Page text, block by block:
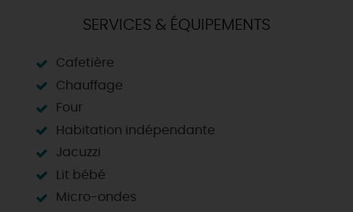
SERVICES & ÉQUIPEMENTS
Cafetière
Chauffage
Four
Habitation indépendante
Jacuzzi
Lit bébé
Micro-ondes